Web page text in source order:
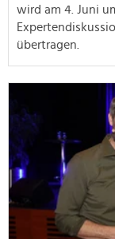
wird am 4. Juni
übertragen.